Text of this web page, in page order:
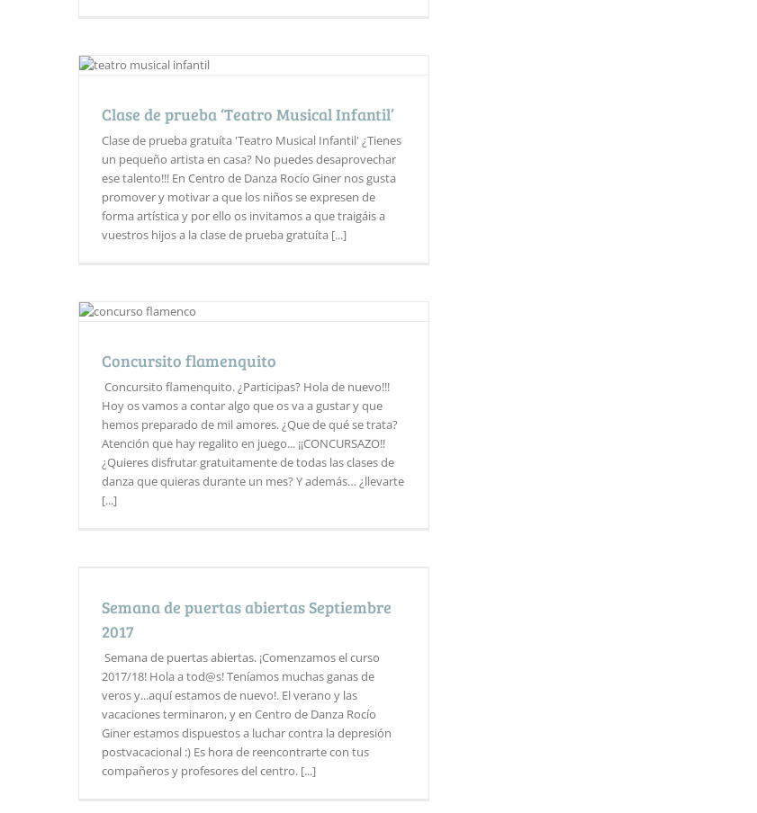
Clase de prueba ‘Teatro Musical Infantil’
Clase de prueba gratuíta 'Teatro Musical Infantil' ¿Tienes
un pequeño artista en casa? No puedes desaprovechar
ese talento!!! En Centro de Danza Rocío Giner nos gusta
promover y motivar a que los niños se expresen de
forma artística y por ello os invitamos a que traigáis a
vuestros hijos a la clase de prueba gratuíta [...]
Concursito flamenquito
Concursito flamenquito. ¿Participas? Hola de nuevo!!!
Hoy os vamos a contar algo que os va a gustar y que
hemos preparado de mil amores. ¿Que de qué se trata?
Atención que hay regalito en juego... ¡¡CONCURSAZO!!
¿Quieres disfrutar gratuitamente de todas las clases de
danza que quieras durante un mes? Y además… ¿llevarte
[...]
Semana de puertas abiertas Septiembre
2017
Semana de puertas abiertas. ¡Comenzamos el curso
2017/18! Hola a tod@s! Teníamos muchas ganas de
veros y...aquí estamos de nuevo!. El verano y las
vacaciones terminaron, y en Centro de Danza Rocío
Giner estamos dispuestos a luchar contra la depresión
postvacacional :) Es hora de reencontrarte con tus
compañeros y profesores del centro. [...]